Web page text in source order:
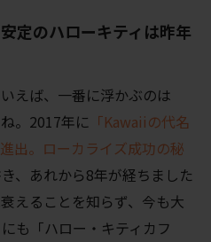
定のハローキティは昨年
えば、一番に浮かぶのは
。2017年に 「Kawaiiの代名
出。ローカライズ成功の秘
、あれから8年が経ちました
えることを知らず、今も大
も「ハロー・キティカフ